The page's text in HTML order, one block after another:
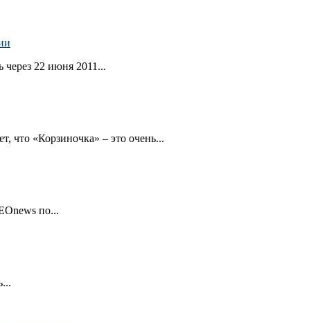
через 22 июня 2011...
что «Корзиночка» – это очень...
по...